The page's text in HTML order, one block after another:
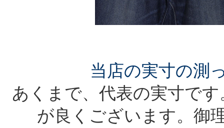
当店の実寸の測
あくまで、代表の実寸で
が良くございます。御